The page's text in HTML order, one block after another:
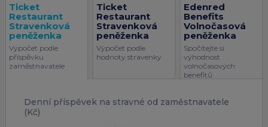
Ticket
Restaurant
Stravenková
peněženka
Výpočet podle
příspěvku
zaměstnavatele
Ticket
Restaurant
Stravenková
peněženka
Výpočet podle
hodnoty stravenky
Edenred
Benefits
Volnočasová
peněženka
Spočítejte si
výhodnost
volnočasových
benefitů
Denní příspěvek na stravné od zaměstnavatele
(Kč)